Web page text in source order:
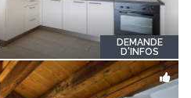
DEMANDE
D'INFOS